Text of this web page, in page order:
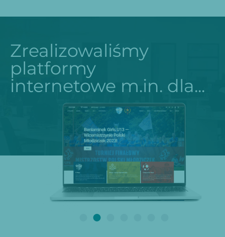
Zrealizowaliśmy
platformy
internetowe m.in. dla...